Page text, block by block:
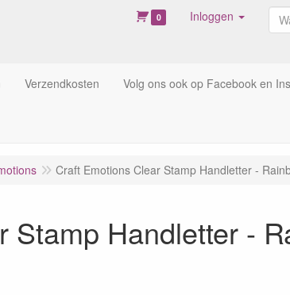
0 Inloggen
Verzendkosten Volg ons ook op Facebook en
Craft Emotions Clear Stamp Handletter -
Stamp Handletter -